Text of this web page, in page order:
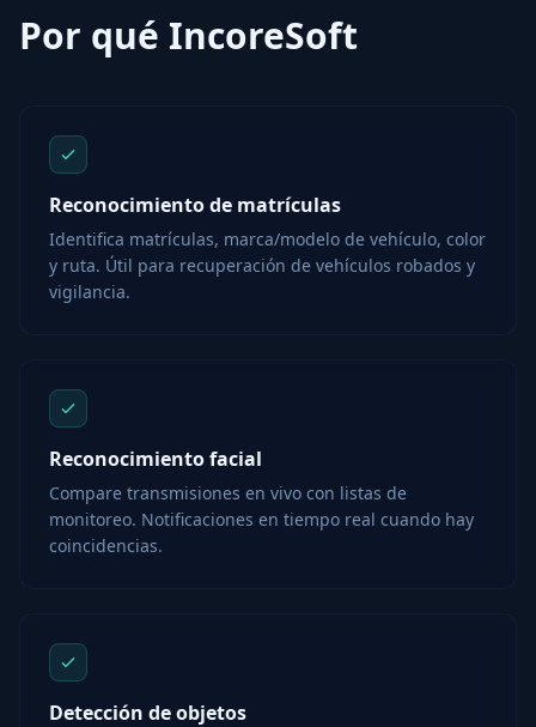
Por qué IncoreSoft
Reconocimiento de matrículas
Identifica matrículas, marca/modelo de vehículo, color
y ruta. Útil para recuperación de vehículos robados y
vigilancia.
Reconocimiento facial
Compare transmisiones en vivo con listas de
monitoreo. Notificaciones en tiempo real cuando hay
coincidencias.
Detección de objetos